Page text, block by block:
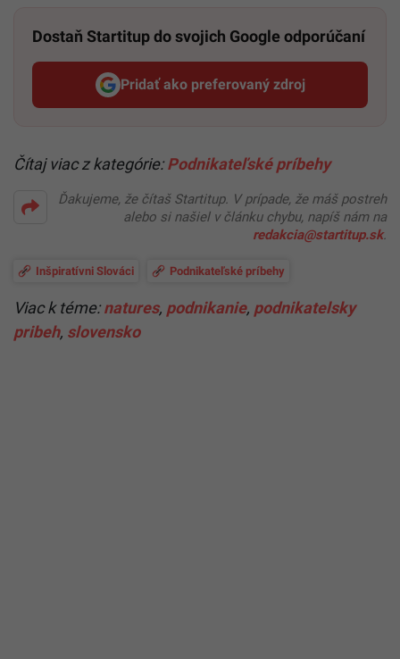
Dostaň Startitup do svojich Google odporúčaní
Pridať ako preferovaný zdroj
Startitup, odkaz sa otvorí v
Čítaj viac z kategórie:Podnikateľské príbehy
Ďakujeme, že čítaš Startitup. V prípade, že máš postreh
alebo si našiel v článku chybu, napíš nám na
redakcia@startitup.sk.
Inšpiratívni Slováci Podnikateľské príbehy
Viac k téme:natures, podnikanie, podnikatelsky
pribeh, slovensko